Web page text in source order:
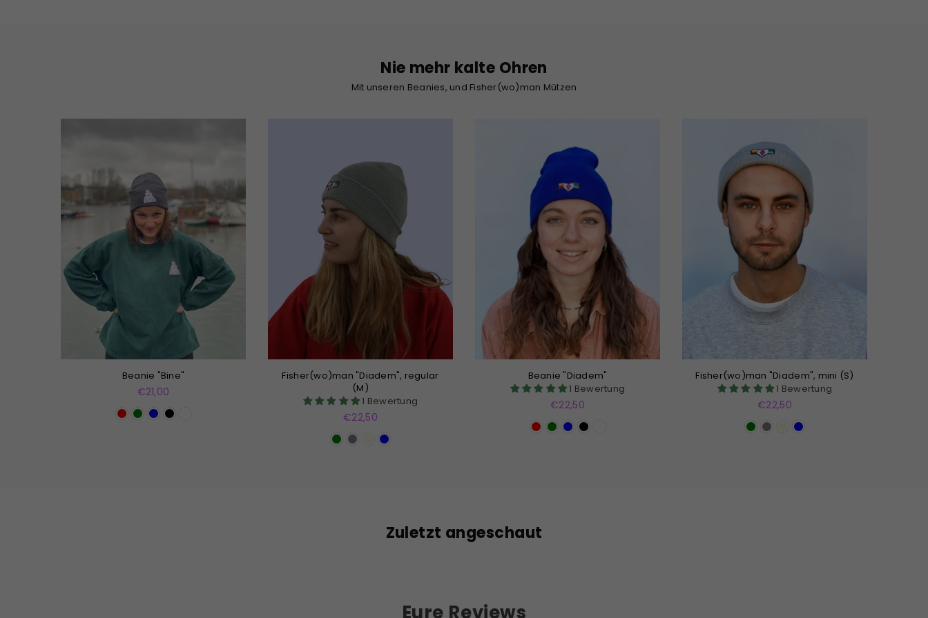
Nie mehr kalte Ohren
Mit unseren Beanies, und Fisher(wo)man Mützen
Beanie "Bine"
Normaler
€21,00
Fisher(wo)man "Diadem", regular
(M)
1 Bewertung
Normaler
€22,50
Beanie "Diadem"
1 Bewertung
Normaler
€22,50
Fisher(wo)man "Diadem", mini (S)
1 Bewertung
Normaler
€22,50
Zuletzt angeschaut
Eure Reviews